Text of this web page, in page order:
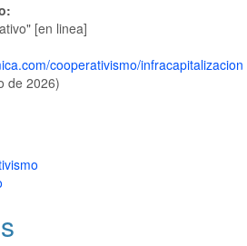
[en linea]
cooperativismo/infracapitalizacion
de 2026)